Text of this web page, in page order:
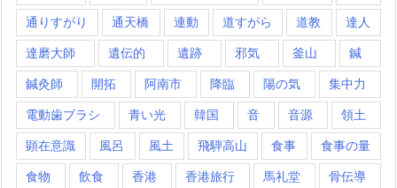
通りすがり 通天橋 連動 道すがら 道教 達人
達磨大師 遺伝的 遺跡 邪気 釜山 鍼
鍼灸師 開拓 阿南市 降臨 陽の気 集中力
電動歯ブラシ 青い光 韓国 音 音源 領土
顕在意識 風呂 風土 飛騨高山 食事 食事の量
食物 飲食 香港 香港旅行 馬礼堂 骨伝導